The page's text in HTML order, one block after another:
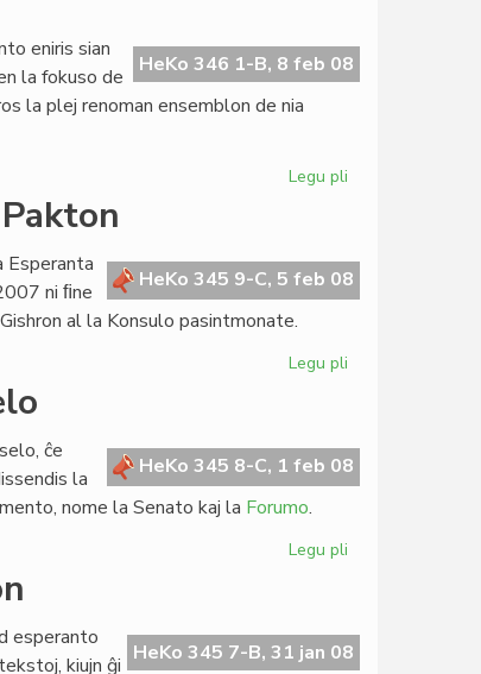
HeKo 346 1-B, 8 feb 08
eniris sian
la fokuso de
la plej renoman ensemblon de nia
Legu pli
jarkolekto
de
HeKo 345 9-C, 5 feb 08
Esperanta
ni ﬁne
al la Konsulo pasintmonate.
Legu pli
petas
eniri
HeKo 345 8-C, 1 feb 08
ĉe
la
nome la Senato kaj la Forumo.
Legu pli
en
HeKo 345 7-B, 31 jan 08
esperanto
kiujn ĝi